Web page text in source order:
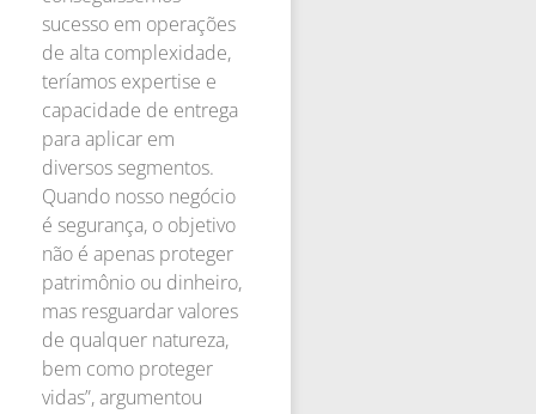
sucesso em operações
de alta complexidade,
teríamos expertise e
capacidade de entrega
para aplicar em
diversos segmentos.
Quando nosso negócio
é segurança, o objetivo
não é apenas proteger
patrimônio ou dinheiro,
mas resguardar valores
de qualquer natureza,
bem como proteger
vidas”, argumentou